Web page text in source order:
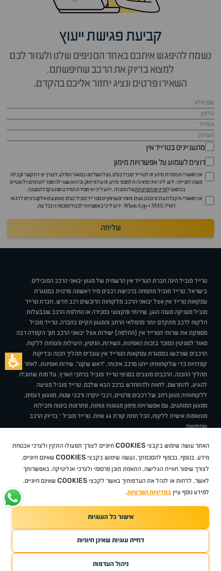
קביעת פגישת ייעוץ
נשמח להיפגש איתכם באחד הסניפים שלנו ולעזור לכם
למצוא בדיוק את הרכב שחיפשתם.
השאירו פרטים ונציג יחזור אליכם בהקדם.
מתעניינים בטרייד אין
רוצים לשמוע על אפשרויות מימון
אני מאשר/ת מסירת מידע זה לטרייד מוביל בע"מ, בעל השליטה במאגר המידע, לצורך יצירת קשר וקבלת
מענה לפנייתי. ידוע לי כי איני מחויב/ת למסור מידע זה על פי חוק, וכי הוא עשוי להימסר לגורמים רלוונטיים
בהתאם למדיניות הפרטיותשל החברה. ידוע לי כי אי מסירת המידע תמנע קבלת מענה.
אני מאשר/ת קבלת עדכונים, מבצעים וחומרים שיווקיים מטרייד מוביל בע"מ באמצעים אלקטרוניים לרבות
דוא״ל, SMS ו-WhatsApp. ידוע לי כי באפשרותי לבטל הסכמה זו בכל עת.
שליחה
טרייד מוביל הינה חברת הטרייד אין הרשמית של מגוון יבואני הרכב המובילים
בישראל. טרייד מוביל מתמחה ברכישת רכבים מיד ראשונה פרטית במסגרת
עסקאות טרייד אין אצל יבואני הרכב מלקוחות הרוכשים רכב חדש. חברת טרייד
מוביל מעניקה מענה הוגן, שירותי ומקצועי במכירה או החלפת הרכב שבבעלות
הלקוח לרכב מתקדם יותר מהמלאי הרחב והמגוון הקיים בחברה. טרייד מוביל
מספקת את שרותי הטרייד אין (החלפה) ישירות אצל יבואני הרכב תוך הקפדה רבה
מאוד למוניטין המוכר בזכות האמינות, השירות, הניסיון, היעילות והנוחות ללקוח.
הרכבים שנרכשו במסגרת עסקאות הטרייד אין עוברים תהליך הכנה ובדיקות
קפדניות כדי שלקוחותינו ייהנו מרכב איכותי, "ראש שקט", שירות ואמינות. לאחר
תהליך ההכנה, הרכבים מוצבים בסניפי טרייד מוביל ברחבי הארץ, על מנת שתוכלו
להגיע, להתרשם, לחוות ולהתחדש ברכב הבא שלכם. טרייד מוביל מציעה
ללקוחותיה מגוון רחב של רכבים פרטיים, רכבי יוקרה ורכבי שטח, ממגוון דגמים,
ממגוון המותגים, עם אפשרויות מימון מגוונות ונוחות, פתרונות ביטוח וחבילות
מותאמות אישית ללקוח, הכל תחת קורת גג אחת. טרייד מוביל – בדיוק הרכב
שחיפשת.
תקנוןBUY BACKמבצעיםמגזין טרייד מובילאיך זה עובד? דרושים
ניהול העדפות עוגיות
סיטרואן אופלפיג'וMG
Geelyמזדהבי ווי דיצ'רי טסלהניסאןטויוטהדאצ'יהפולקסווגןטסלה
ב מ וולקסוסאאודיסקודהיונדאירנושברולט אקספנג
TradeMobile instagram
TradeMobile facebook
כל הזכויות שמורות טרייד מוביל2026
האתר עושה שימוש בקבצי COOKIES חיוניים לצורך תפעולו התקין ולצרכי אבטחת
מידע. בנוסף, בכפוף להסכמתך, נעשה שימוש בקבצי COOKIES שאינם חיוניים,
לצורך שיפור חוויית הגלישה, התאמת תוכן פרסומי ולצרכי אנליטיקה. באפשרותך
לאשר, לדחות או לנהל את העדפותיך באשר לקבצי COOKIES שאינם חיוניים.
למידע נוסף עיין במדיניות הפרטיות.
אישור כל העוגיות
דחיית עוגיות שאינן חיוניות
ניהול העדפות